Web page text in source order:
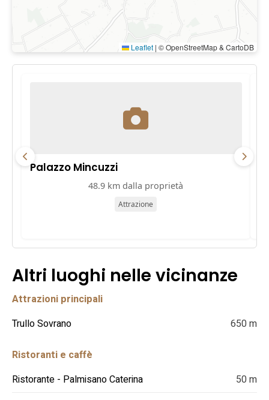
Leaflet | © OpenStreetMap & CartoDB
Palazzo Mincuzzi
48.9 km dalla proprietà
Attrazione
Altri luoghi nelle vicinanze
Attrazioni principali
Trullo Sovrano
650 m
Ristoranti e caffè
Ristorante - Palmisano Caterina
50 m